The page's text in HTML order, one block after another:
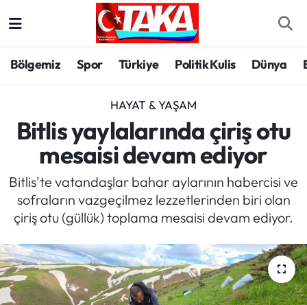
Bölgemiz Spor Türkiye Politik Kulis Dünya
HAYAT & YAŞAM
Bitlis yaylalarında çiriş otu
mesaisi devam ediyor
Bitlis'te vatandaşlar bahar aylarının habercisi ve
sofraların vazgeçilmez lezzetlerinden biri olan
çiriş otu (güllük) toplama mesaisi devam ediyor.
Spor
Türkiye
Kültür/Sanat
Politika
Politik Kulis
Dünya
Magazin
Trabzon Hava Durumu
Trabzon Trafik Yoğunluk Haritası
Süper Lig Puan Durumu ve Fikstür
Tüm Manşetler
Son Dakika Haberleri
Haber Arşivi